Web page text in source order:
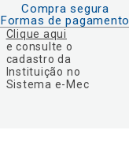
Compra segura
Formas de pagamento
Clique aqui
e consulte o
cadastro da
Instituição no
Sistema e-Mec